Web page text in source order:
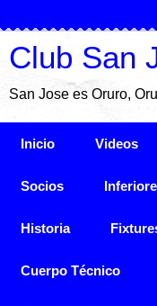
Club San
San Jose es Oruro,
Inicio Videos
Socios
Historia
Cuerpo Técnico